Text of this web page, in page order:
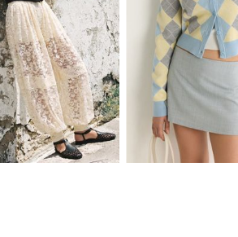
S M L XS S M